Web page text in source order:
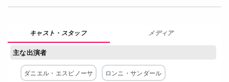
Get Freaxフォーラム
Netflixコース別料金プラン
閉じる
メディア
主な出演者
ダニエル・エスピノーサ ロンニ・サンダール